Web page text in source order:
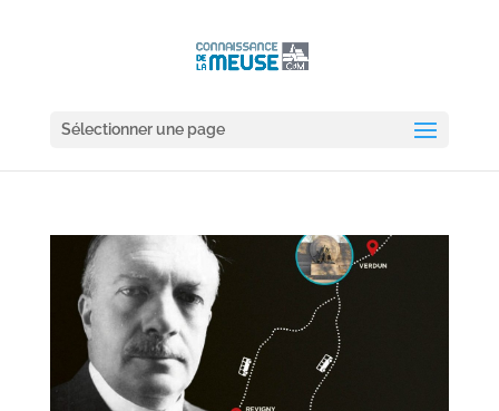
Sélectionner une page